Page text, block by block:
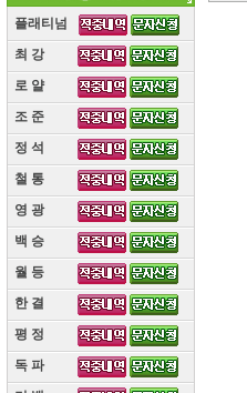
플래티넘
최 강
로 얄
조 준
정 석
철 통
영 광
백 승
월 등
한 결
평 정
독 파